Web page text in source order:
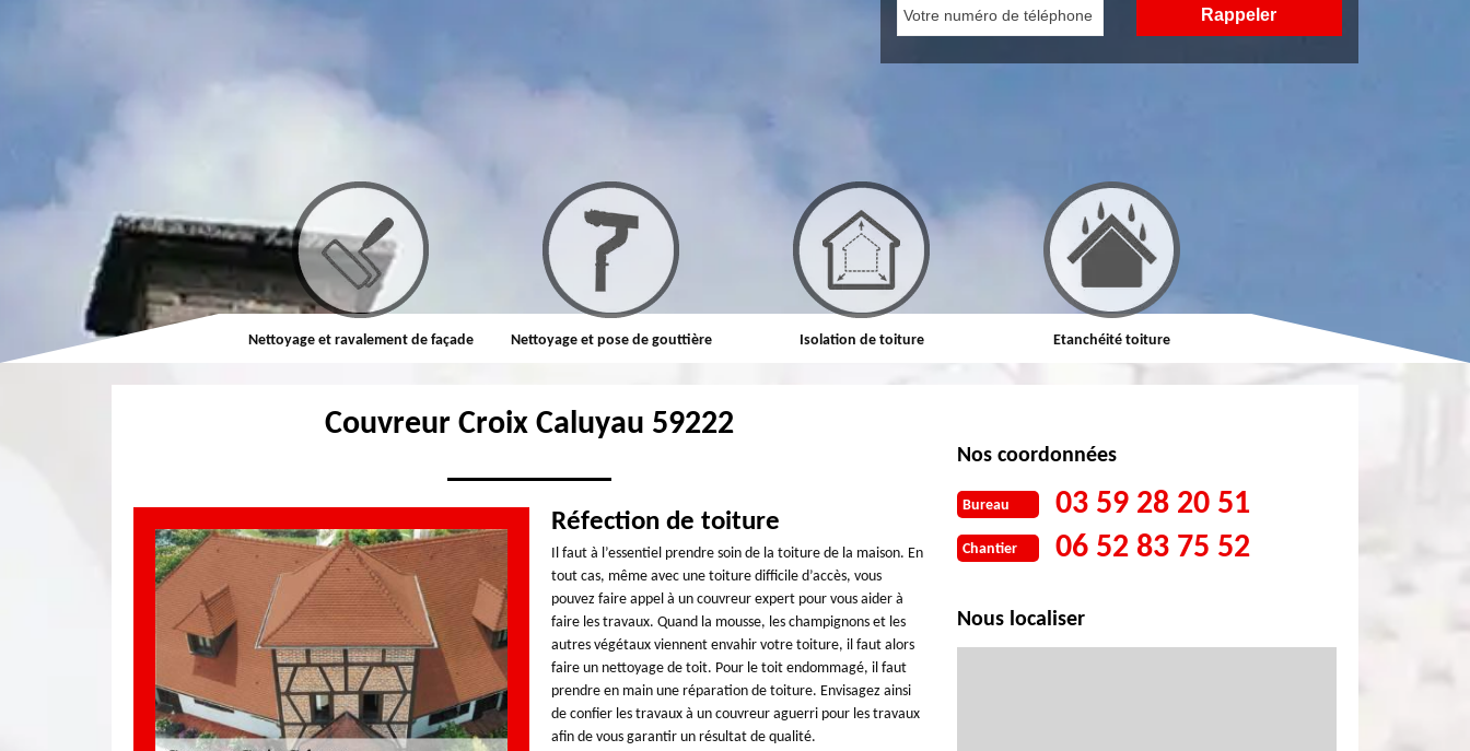
Couvreur Nettoyage et ravalement de façade Nettoyage et pose de gouttière Isolation de toiture Etanchéité toiture Réparation de toiture
Couvreur Croix Caluyau 59222
Réfection de toiture
Il faut à l’essentiel prendre soin de la toiture de la maison. En
tout cas, même avec une toiture difficile d’accès, vous
pouvez faire appel à un couvreur expert pour vous aider à
faire les travaux. Quand la mousse, les champignons et les
autres végétaux viennent envahir votre toiture, il faut alors
faire un nettoyage de toit. Pour le toit endommagé, il faut
prendre en main une réparation de toiture. Envisagez ainsi
de confier les travaux à un couvreur aguerri pour les travaux
afin de vous garantir un résultat de qualité.
Nos coordonnées
Bureau 03 59 28 20 51
Chantier 06 52 83 75 52
Nous localiser